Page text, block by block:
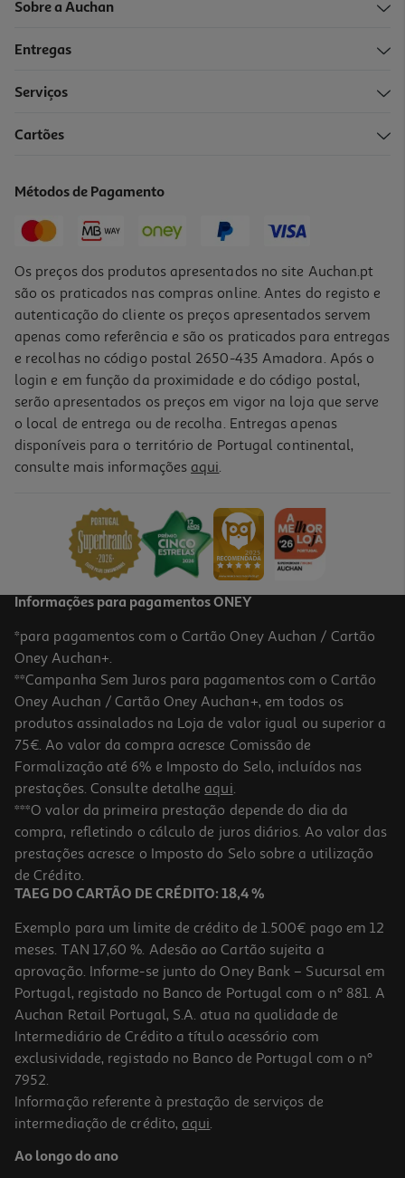
Sobre a Auchan
Entregas
Serviços
Cartões
Métodos de Pagamento
Os preços dos produtos apresentados no site Auchan.pt
são os praticados nas compras online. Antes do registo e
autenticação do cliente os preços apresentados servem
apenas como referência e são os praticados para entregas
e recolhas no código postal 2650-435 Amadora. Após o
login e em função da proximidade e do código postal,
serão apresentados os preços em vigor na loja que serve
o local de entrega ou de recolha. Entregas apenas
disponíveis para o território de Portugal continental,
consulte mais informações aqui.
Informações para pagamentos ONEY
*para pagamentos com o Cartão Oney Auchan / Cartão
Oney Auchan+.
**Campanha Sem Juros para pagamentos com o Cartão
Oney Auchan / Cartão Oney Auchan+, em todos os
produtos assinalados na Loja de valor igual ou superior a
75€. Ao valor da compra acresce Comissão de
Formalização até 6% e Imposto do Selo, incluídos nas
prestações. Consulte detalhe aqui.
***O valor da primeira prestação depende do dia da
compra, refletindo o cálculo de juros diários. Ao valor das
prestações acresce o Imposto do Selo sobre a utilização
de Crédito.
TAEG DO CARTÃO DE CRÉDITO: 18,4 %
Exemplo para um limite de crédito de 1.500€ pago em 12
meses. TAN 17,60 %. Adesão ao Cartão sujeita a
aprovação. Informe-se junto do Oney Bank – Sucursal em
Portugal, registado no Banco de Portugal com o nº 881. A
Auchan Retail Portugal, S.A. atua na qualidade de
Intermediário de Crédito a título acessório com
exclusividade, registado no Banco de Portugal com o nº
7952.
Informação referente à prestação de serviços de
intermediação de crédito, aqui.
Ao longo do ano